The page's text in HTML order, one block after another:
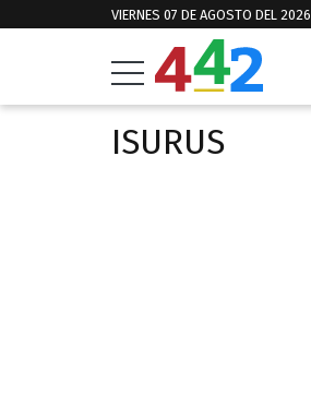
VIERNES 07 DE AGOSTO DEL 2026
ISURUS